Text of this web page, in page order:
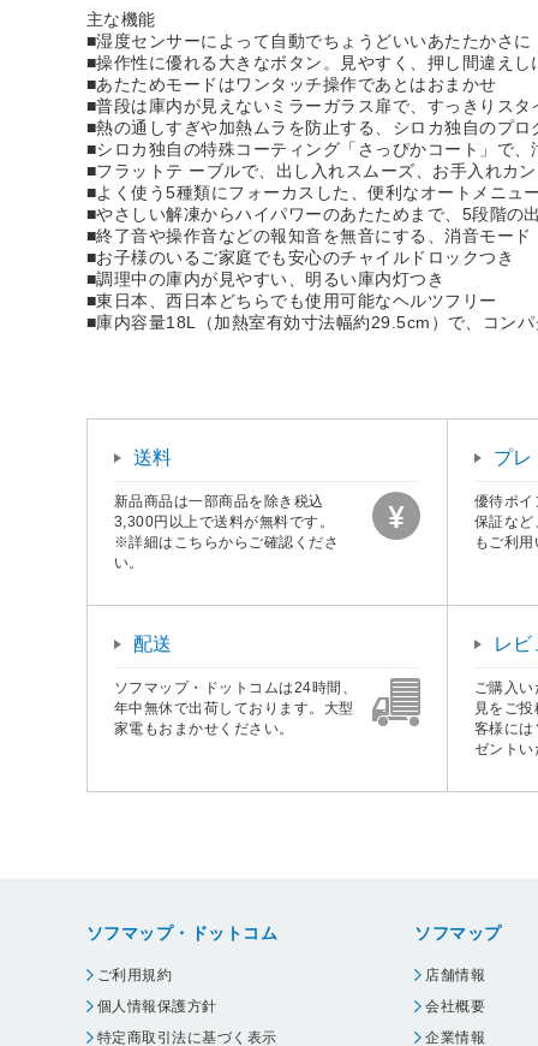
主な機能
■湿度センサーによって自動でちょうどいいあたたかさに
■操作性に優れる大きなボタン。見やすく、押し間違えし
■あたためモードはワンタッチ操作であとはおまかせ
■普段は庫内が見えないミラーガラス扉で、すっきりスタ
■熱の通しすぎや加熱ムラを防止する、シロカ独自のプ
■シロカ独自の特殊コーティング「さっぴかコート」で
■フラットテ ーブルで、出し入れスムーズ、お手入れカ
■よく使う5種類にフォーカスした、便利なオートメニュ
■やさしい解凍からハイパワーのあたためまで、5段階の
■終了音や操作音などの報知音を無音にする、消音モード
■お子様のいるご家庭でも安心のチャイルドロックつき
■調理中の庫内が見やすい、明るい庫内灯つき
■東日本、西日本どちらでも使用可能なヘルツフリー
■庫内容量18L（加熱室有効寸法幅約29.5cm）で、コン
送料
新品商品は一部商品を除き税込
3,300円以上で送料が無料です。
※詳細はこちらからご確認くださ
い。
プレ
優待ポイ
保証など
もご利
配送
ソフマップ・ドットコムは24時間、
年中無休で出荷しております。大型
家電もおまかせください。
レ
ご購入
見をご
客様には
ゼントい
ソフマップ・ドットコム
ご利用規約
個人情報保護方針
特定商取引法に基づく表示
ソフマップ
店舗情報
会社概要
企業情報